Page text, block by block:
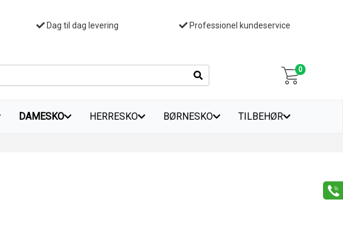
DAMESKO HERRESKO BØRNESKO TILBEHØR
0
Dag til dag levering Professionel kundeservice